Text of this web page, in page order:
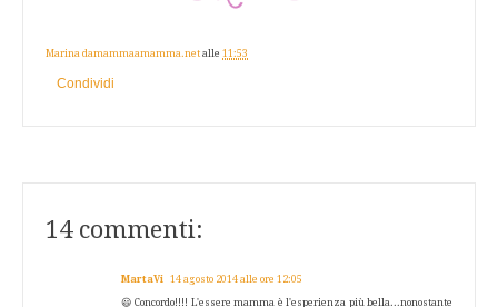
Marina damammaamamma.net alle 11:53
Condividi
14 commenti:
MartaVi 14 agosto 2014 alle ore 12:05
😃 Concordo!!!! L'essere mamma è l'esperienza più bella...nonostante